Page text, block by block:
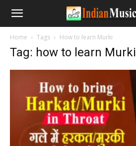
Home Tags How to learn Murki
Tag: how to learn Murki